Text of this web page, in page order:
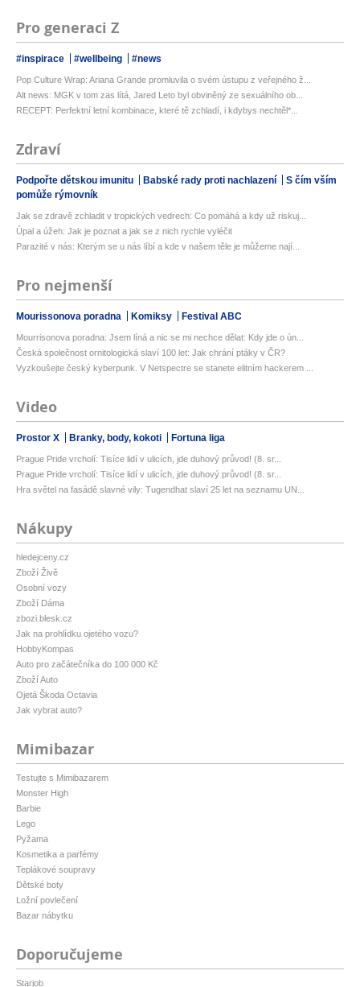
Pro generaci Z
#inspirace #wellbeing #news
Pop Culture Wrap: Ariana Grande promluvila o svém ústupu z veřejného ž...
Alt news: MGK v tom zas lítá, Jared Leto byl obviněný ze sexuálního ob...
RECEPT: Perfektní letní kombinace, které tě zchladí, i kdybys nechtěl*...
Zdraví
Podpořte dětskou imunitu Babské rady proti nachlazení
S čím vším
pomůže rýmovník
Jak se zdravě zchladit v tropických vedrech: Co pomáhá a kdy už riskuj...
Úpal a úžeh: Jak je poznat a jak se z nich rychle vyléčit
Parazité v nás: Kterým se u nás líbí a kde v našem těle je můžeme nají...
Pro nejmenší
Mourissonova poradna Komiksy Festival ABC
Mourrisonova poradna: Jsem líná a nic se mi nechce dělat: Kdy jde o ún...
Česká společnost ornitologická slaví 100 let: Jak chrání ptáky v ČR?
Vyzkoušejte český kyberpunk. V Netspectre se stanete elitním hackerem ...
Video
Prostor X Branky, body, kokoti Fortuna liga
Prague Pride vrcholí: Tisíce lidí v ulicích, jde duhový průvod! (8. sr...
Prague Pride vrcholí: Tisíce lidí v ulicích, jde duhový průvod! (8. sr...
Hra světel na fasádě slavné vily: Tugendhat slaví 25 let na seznamu UN...
Nákupy
hledejceny.cz
Zboží Živě
Osobní vozy
Zboží Dáma
zbozi.blesk.cz
Jak na prohlídku ojetého vozu?
HobbyKompas
Auto pro začátečníka do 100 000 Kč
Zboží Auto
Ojetá Škoda Octavia
Jak vybrat auto?
Mimibazar
Testujte s Mimibazarem
Monster High
Barbie
Lego
Pyžama
Kosmetika a parfémy
Teplákové soupravy
Dětské boty
Ložní povlečení
Bazar nábytku
Doporučujeme
Starjob